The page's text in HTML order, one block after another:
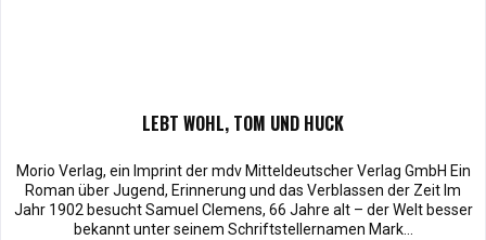
LEBT WOHL, TOM UND HUCK
Morio Verlag, ein Imprint der mdv Mitteldeutscher Verlag GmbH Ein
Roman über Jugend, Erinnerung und das Verblassen der Zeit Im
Jahr 1902 besucht Samuel Clemens, 66 Jahre alt – der Welt besser
bekannt unter seinem Schriftstellernamen Mark...